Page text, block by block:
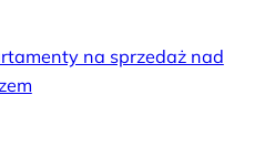
na sprzedaż nad